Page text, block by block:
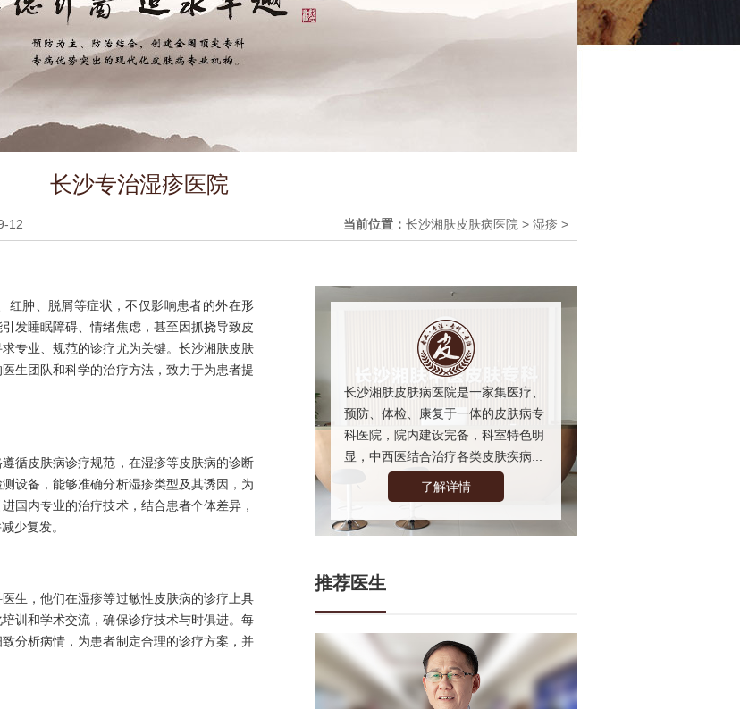
长沙专治湿疹医院
12 当前位置： 长沙湘肤皮肤病医院 > 湿疹 >
红肿、脱屑等症状，不仅影响患者的外在形
发睡眠障碍、情绪焦虑，甚至因抓挠导致皮
专业、规范的诊疗尤为关键。长沙湘肤皮肤
生团队和科学的治疗方法，致力于为患者提
循皮肤病诊疗规范，在湿疹等皮肤病的诊断
设备，能够准确分析湿疹类型及其诱因，为
国内专业的治疗技术，结合患者个体差异，
少复发。
生，他们在湿疹等过敏性皮肤病的诊疗上具
训和学术交流，确保诊疗技术与时俱进。每
分析病情，为患者制定合理的诊疗方案，并
长沙湘肤皮肤病医院是一家集医疗、
预防、体检、康复于一体的皮肤病专
科医院，院内建设完备，科室特色明
显，中西医结合治疗各类皮肤疾病...
了解详情
推荐医生